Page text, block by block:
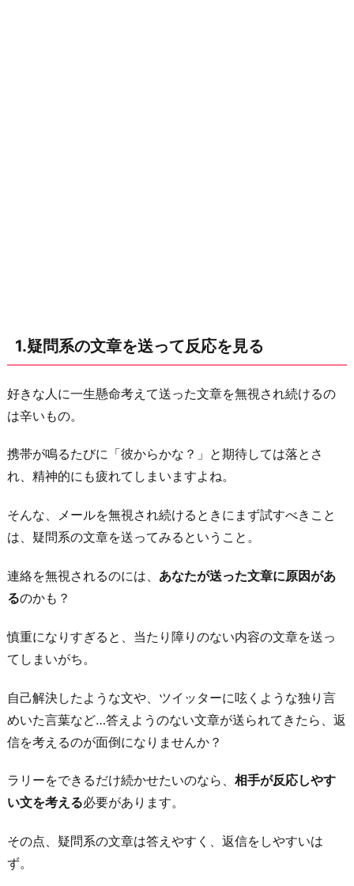
近
の
約
束
提
案
て
み
る
3.
通
の
人
に
様
を
い
1.疑問系の文章を送って反応を見る
好きな人に一生懸命考えて送った文章を無視され続けるの
は辛いもの。
携帯が鳴るたびに「彼からかな？」と期待しては落とさ
れ、精神的にも疲れてしまいますよね。
そんな、メールを無視され続けるときにまず試すべきこと
は、疑問系の文章を送ってみるということ。
連絡を無視されるのには、 あなたが送った文章に原因があ
るのかも？
慎重になりすぎると、当たり障りのない内容の文章を送っ
てしまいがち。
自己解決したような文や、ツイッターに呟くような独り言
めいた言葉など…答えようのない文章が送られてきたら、返
信を考えるのが面倒になりませんか？
ラリーをできるだけ続かせたいのなら、 相手が反応しやす
い文を考える必要があります。
その点、疑問系の文章は答えやすく、返信をしやすいは
ず。